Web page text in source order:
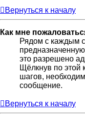
Вернуться к началу
Как мне
Рядом с каждым
это разрешено
Щёлкнув по этой
шагов,
сообщение.
Вернуться к началу